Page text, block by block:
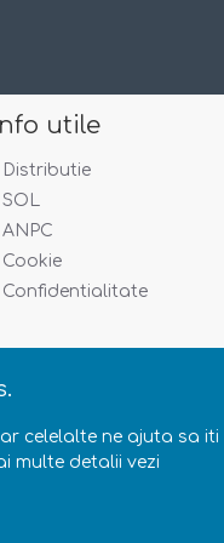
celelalte ne ajuta sa iti
multe detalii vezi
utile
Distributie
SOL
ANPC
Cookie
Confidentialitate